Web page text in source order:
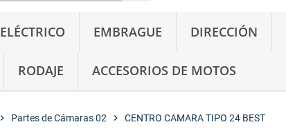
ELÉCTRICO EMBRAGUE DIRECCIÓN
RODAJE ACCESORIOS DE MOTOS
chevron_right Partes de Cámaras 02 chevron_right CENTRO CAMARA TIPO 24 BEST